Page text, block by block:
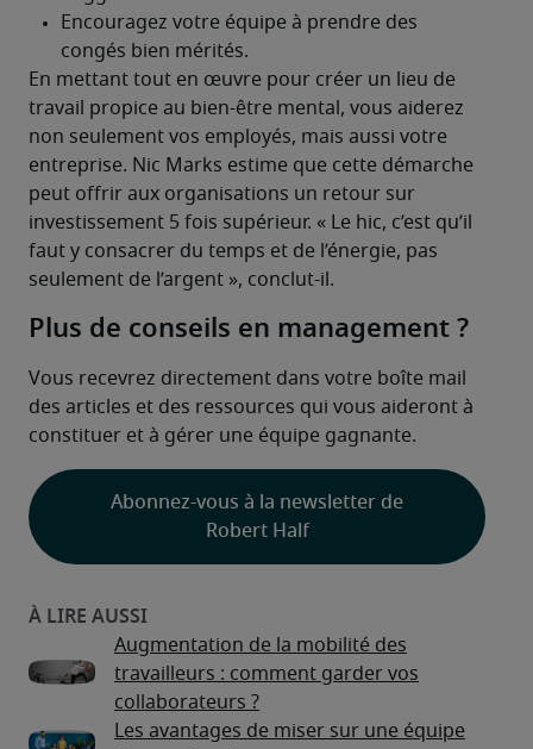
En mettant tout en œuvre pour créer un lieu de
travail propice au bien-être mental, vous aiderez
non seulement vos employés, mais aussi votre
entreprise. Nic Marks estime que cette démarche
peut offrir aux organisations un retour sur
investissement 5 fois supérieur. « Le hic, c’est qu’il
faut y consacrer du temps et de l’énergie, pas
seulement de l’argent », conclut-il.
Plus de conseils en management ?
Abonnez-vous à la newsletter de
Robert Half
Vous recevrez directement dans votre boîte mail
des articles et des ressources qui vous aideront à
constituer et à gérer une équipe gagnante.
Augmentation de la mobilité des
travailleurs : comment garder vos
collaborateurs ?
Les avantages de miser sur une équipe